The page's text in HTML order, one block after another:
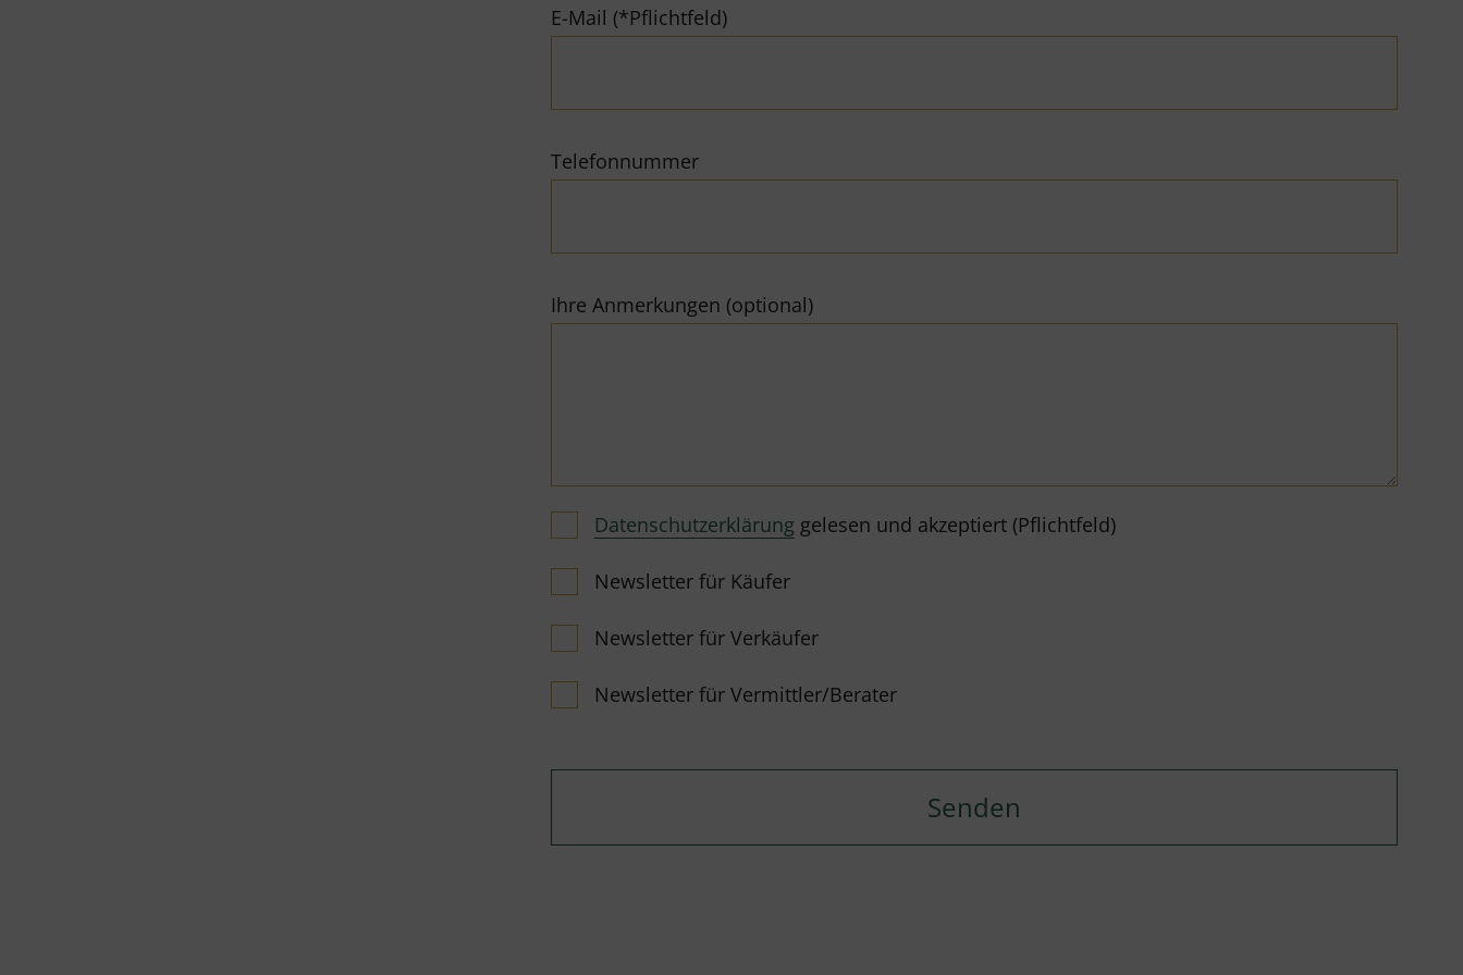
E-Mail (*Pflichtfeld)
Telefonnummer
Ihre Anmerkungen (optional)
Datenschutzerklärung gelesen und akzeptiert (Pflichtfeld)
Newsletter für Käufer
Newsletter für Verkäufer
Newsletter für Vermittler/Berater